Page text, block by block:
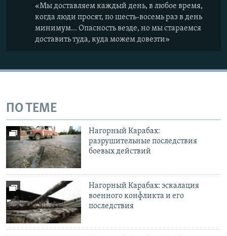
«Мы доставляем каждый день, в любое время,
когда люди просят, по шесть-восемь раз в день
минимум... Опасность везде, но мы стараемся
доставить туда, куда можем довезти»
ПО ТЕМЕ
Нагорный Карабах:
разрушительные последствия
боевых действий
Нагорный Карабах: эскалация
военного конфликта и его
последствия